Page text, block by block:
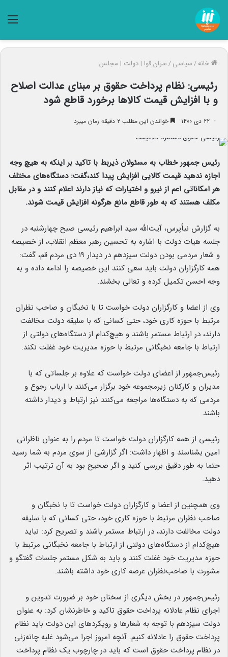
خانه/سیاسی/سران قوا | دولت | مجلس
رئیسی: نظام پرداخت حقوق بر مبنای عدالت اصلاح
و با افزایش قیمت کالاها برخورد قاطع شود
۲۲ دی ۱۴۰۰ خواندن این مطلب ۲ دقیقه زمان میبرد
رئیس جمهور خطاب به مسئولان ذیربط با تاکید بر اینکه به هیچ وجه
اجازه ندهید قیمت کالایی افزایش پیدا کند،گفت: دستگاه‌های مختلف
هر امکاناتی اعم از نیرو و اختیارات که نیاز دارند اعلام کنند و در مقابل
مکلف هستند که به طور قاطع مانع هرگونه افزایش قیمت شوند.
به گزارش نبأپرس، آیت‌الله سید ابراهیم رئیسی صبح چهارشنبه در
جلسه هیات دولت با اشاره به تحسین رهبر معظم انقلاب، از خصیصه
و شعار مردمی بودن دولت سیزدهم در دیدار ۱۹ دی مردم قم، گفت:
همه کارگزاران دولت باید سعی کنند این خصیصه را ادامه داده و به
وجه احسن تکمیل کرده و تعالی بخشند.
وی از اعضا و کارگزاران دولت خواست تا با نخبگان و صاحب نظران
مرتبط با حوزه کاری خود، حتی کسانی که با سلیقه دولت مخالفت
دارند، در ارتباط مستمر باشند و هیچ‌کدام از دستگاه‌های دولتی از
ارتباط با جامعه نخبگانی مرتبط با حوزه مدیریت خود غفلت نکند.
رئیس‌جمهور از اعضای دولت خواست که علاوه بر جلساتی که با
مدیران و کارکنان زیرمجموعه خود برگزار می‌کنند با ارباب رجوع و
مردمی که به دستگاه‌ها مراجعه می‌کنند نیز ارتباط و دیدار داشته
باشند.
رئیسی از همه کارگزاران دولت خواست تا مردم را به عنوان ناظرانی
امین بشناسند و اظهار داشت: اگر گزارشی از سوی مردم به شما رسید
حتما به طور دقیق بررسی کنید و اگر صحیح بود به آن ترتیب اثر
دهید.
وی همچنین از اعضا و کارگزاران دولت خواست تا با نخبگان و
صاحب نظران مرتبط با حوزه کاری خود، حتی کسانی که با سلیقه
دولت مخالفت دارند، در ارتباط مستمر باشند و تصریح کرد: نباید
هیچ‌کدام از دستگاه‌های دولتی از ارتباط با جامعه نخبگانی مرتبط با
حوزه مدیریت خود غفلت کنند و باید به شکل مستمر جلسات گفتگو و
مشورت با صاحب‌نظران عرصه کاری خود داشته باشند.
رئیس‌جمهور در بخش دیگری از سخنان خود بر ضرورت تدوین و
اجرای نظام عادلانه پرداخت حقوق تاکید و خاطرنشان کرد: به عنوان
دولت سیزدهم با توجه به شعارها و رویکردهای این دولت باید نظام
پرداخت حقوق را عادلانه کنیم. آنچه امروز اجرا می‌شود غلبه چانه‌زنی
در نظام پرداخت حقوق است که باید در چارچوب یک نظام پرداخت